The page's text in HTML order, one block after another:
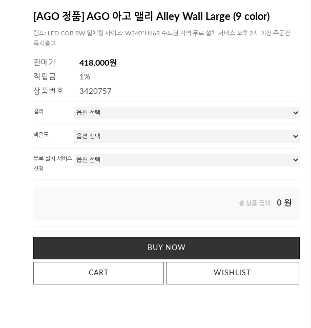
[AGO 정품] AGO 아고 앨리 Alley Wall Large (9 color)
램프: LED COB 8W 일체형 사이즈: W340*H168 수도권 지역 무료 설치 서비스,오후 2시 이전 주문건
즉시출고
판매가 418,000원
적립금
1%
상품번호
3420757
컬러
색온도
무료 설치 서비스
신청
총 상품 금액 0 원
BUY NOW
CART WISHLIST